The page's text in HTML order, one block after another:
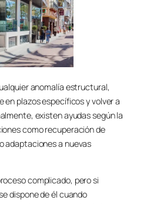
anomalía estructural,
en plazos específicos y volver a
existen ayudas según la
como recuperación de
adaptaciones a nuevas
complicado, pero si
dispone de él cuando